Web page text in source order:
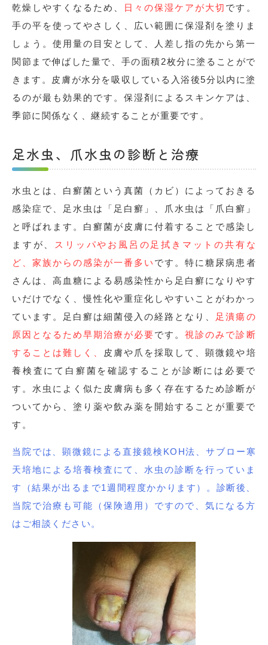
乾燥しやすくなるため、
日々の保湿ケアが大切 です。
手の平を使ってやさしく、広い範囲に保湿剤を塗りま
しょう。使用量の目安として、人差し指の先から第一
関節まで伸ばした量で、手の面積2枚分に塗ることがで
きます。皮膚が水分を吸収している入浴後5分以内に塗
るのが最も効果的です。保湿剤によるスキンケアは、
季節に関係なく、継続することが重要です。
足水虫、爪水虫の診断と治療
水虫とは、白癬菌という真菌（カビ）によっておきる
感染症で、足水虫は「足白癬」、爪水虫は「爪白癬」
と呼ばれます。白癬菌が皮膚に付着することで感染し
ますが、
スリッパやお風呂の足拭きマットの共有な
ど、家族からの感染が一番多い です。特に糖尿病患者
さんは、高血糖による易感染性から足白癬になりやす
いだけでなく、慢性化や重症化しやすいことがわかっ
ています。足白癬は細菌侵入の経路となり、 足潰瘍の
原因となるため早期治療が必要です。視診のみで診断
することは難しく、
皮膚や爪を採取して、顕微鏡や培
養検査にて白癬菌を確認することが診断には必要で
す。水虫によく似た皮膚病も多く存在するため診断が
ついてから、塗り薬や飲み薬を開始することが重要で
す。
当院では、顕微鏡による直接鏡検KOH法、サブロー寒
天培地による培養検査にて、水虫の診断を行っていま
す（結果が出るまで1週間程度かかります）。診断後、
当院で治療も可能（保険適用）ですので、気になる方
はご相談ください。